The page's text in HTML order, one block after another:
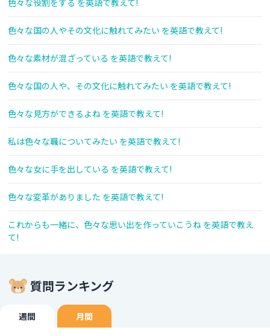
色々な役割をする を英語で教えて!
色々な国の人やその文化に触れてみたい を英語で教えて!
色々な素材が混ざっている を英語で教えて!
色々な国の人や、その文化に触れてみたい を英語で教えて!
色々な見方ができるよね を英語で教えて!
私は色々な職についてみたい を英語で教えて!
色々な女に手を出している を英語で教えて!
色々な変革がありました を英語で教えて!
これからも一緒に、色々な思い出を作っていこうね を英語で教え
て!
質問ランキング
週間 月間